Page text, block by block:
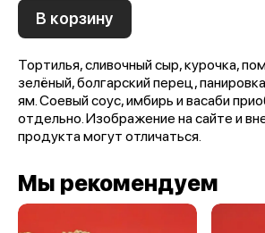
В корзину
Тортилья, сливочный сыр, курочка,
зелёный, болгарский перец,
ям. Соевый соус, имбирь и васаби
отдельно. Изображение на сайте и
продукта могут отличаться.
Мы рекомендуем